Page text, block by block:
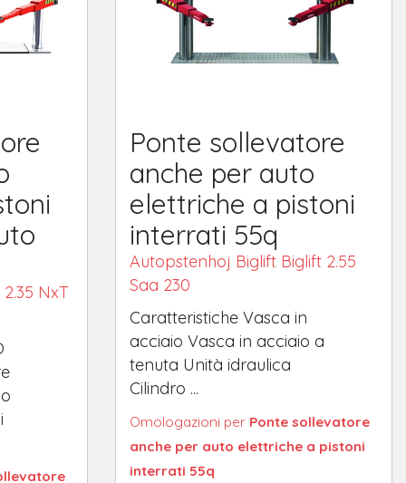
NxT
Ponte sollevatore
anche per auto
elettriche a pistoni
interrati 55q
Autopstenhoj Biglift Biglift 2.55
Saa 230
Caratteristiche Vasca in
acciaio Vasca in acciaio a
tenuta Unità idraulica
Cilindro ...
Omologazioni per Ponte sollevatore
anche per auto elettriche a pistoni
interrati 55q